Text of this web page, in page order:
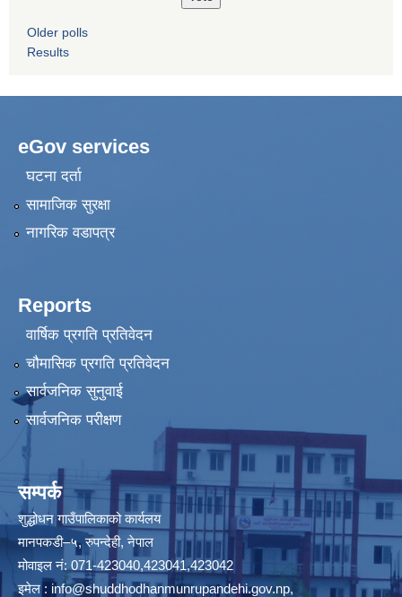
Older polls
Results
eGov services
घटना दर्ता
सामाजिक सुरक्षा
नागरिक वडापत्र
Reports
वार्षिक प्रगति प्रतिवेदन
चौमासिक प्रगति प्रतिवेदन
सार्वजनिक सुनुवाई
सार्वजनिक परीक्षण
सम्पर्क
शुद्धोधन गाउँपालिकाको कार्यलय
मानपकडी–५, रुपन्देही, नेपाल
मोवाइल नं: 071-423040,423041,423042
इमेल : info@shuddhodhanmunrupandehi.gov.np,